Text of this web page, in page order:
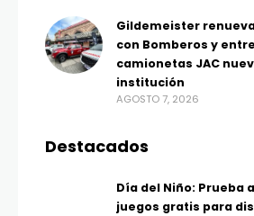
Gildemeister
con Bomberos y
camionetas JAC
institución
AGOSTO 7, 2026
Destacados
Día del Niño: Prueba
juegos gratis para